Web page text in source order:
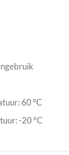
60 °C
-20 °C